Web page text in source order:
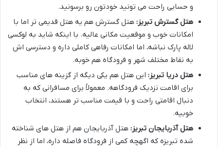
و حسابی راحت می تونید خودتون رو برسونید.
هتل گسترش تبریز: هتل گسترش هم یه هتل قدیمی تر اما با
امکانات خوب و موقعیت مکانی عالیه. با اینکه شاید به لوکسی
لاله پارک نباشه، اما امکانات رفاهی کاملی داره و دسترسی اش
به نقاط مختلف شهر و فرودگاه هم خوبه.
هتل دریا تبریز: این هتل هم یکی دیگه از گزینه های مناسب
برای اقامت نزدیک فرودگاهه. معمولاً برای مسافرانی که به
دنبال اقامتی راحت و با قیمت مناسب تر هستند، انتخاب
خوبیه.
هتل آذربایجان تبریز: هتل آذربایجان هم از هتل های شناخته
شده تبریزه که اگهچه کمی از فرودگاه فاصله داره، اما از نظر